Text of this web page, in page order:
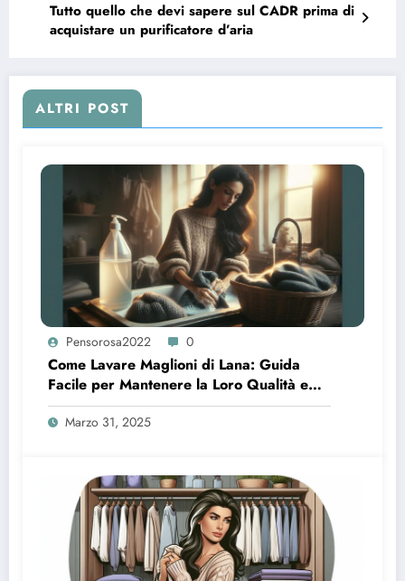
Tutto quello che devi sapere sul CADR prima di
acquistare un purificatore d’aria
ALTRI POST
Pensorosa2022 0
Come Lavare Maglioni di Lana: Guida
Facile per Mantenere la Loro Qualità e
Brillanza
Marzo 31, 2025